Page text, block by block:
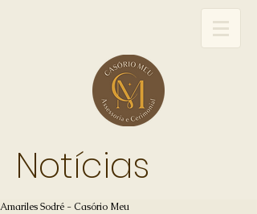
Notícias
Amariles Sodré - Casório Meu